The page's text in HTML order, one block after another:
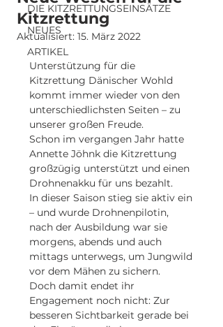
DIE KITZRETTUNGSEINSÄTZE
NEUES
ARTIKEL
Kitzrettung
Aktualisiert: 15. März 2022
Unterstützung für die
Kitzrettung Dänischer Wohld
kommt immer wieder von den
unterschiedlichsten Seiten – zu
unserer großen Freude.
Schon im vergangen Jahr hatte
Annette Jöhnk die Kitzrettung
großzügig unterstützt und einen
Drohnenakku für uns bezahlt.
In dieser Saison stieg sie aktiv ein
– und wurde Drohnenpilotin,
nach der Ausbildung war sie
morgens, abends und auch
mittags unterwegs, um Jungwild
vor dem Mähen zu sichern.
Doch damit endet ihr
Engagement noch nicht: Zur
besseren Sichtbarkeit gerade bei